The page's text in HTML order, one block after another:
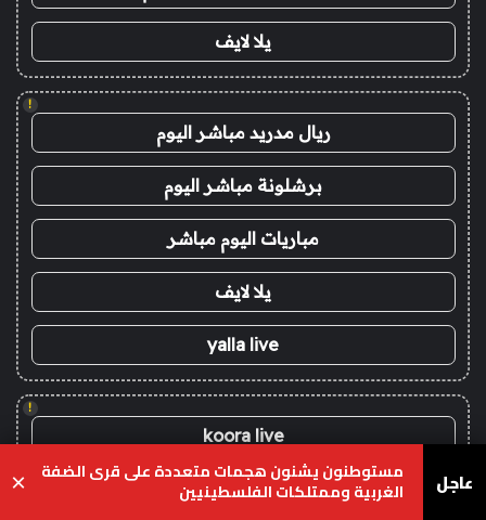
يلا لايف
!
ريال مدريد مباشر اليوم
برشلونة مباشر اليوم
مباريات اليوم مباشر
يلا لايف
yalla live
!
koora live
koora live عاجل مستوطنون يشنون هجمات متعددة على قرى الضفة
الغربية وممتلكات الفلسطينيين ×